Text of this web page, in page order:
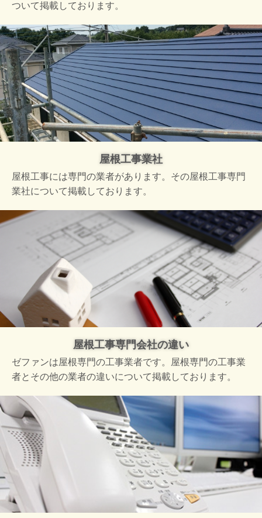
ついて掲載しております。
屋根工事業社
屋根工事には専門の業者があります。その屋根工事専門
業社について掲載しております。
屋根工事専門会社の違い
ゼファンは屋根専門の工事業者です。屋根専門の工事業
者とその他の業者の違いについて掲載しております。